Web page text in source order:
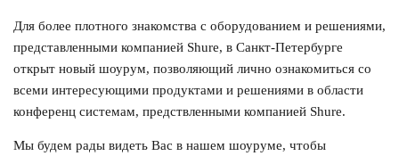
Для более плотного знакомства с оборудованием и решениями,
представленными компанией Shure, в Санкт-Петербурге
открыт новый шоурум, позволяющий лично ознакомиться со
всеми интересующими продуктами и решениями в области
конференц системам, предствленными компанией Shure.
Мы будем рады видеть Вас в нашем шоуруме, чтобы